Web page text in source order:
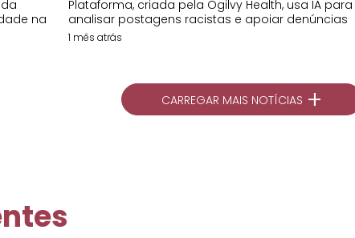
na
Plataforma, criada pela Ogilvy Health, usa IA para
analisar postagens racistas e apoiar denúncias
1 mês atrás
CARREGAR MAIS NOTÍCIAS +